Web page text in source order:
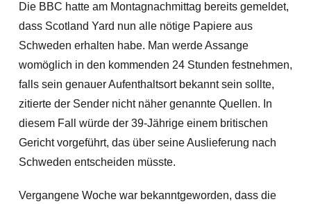
Die BBC hatte am Montagnachmittag bereits gemeldet,
dass Scotland Yard nun alle nötige Papiere aus
Schweden erhalten habe. Man werde Assange
womöglich in den kommenden 24 Stunden festnehmen,
falls sein genauer Aufenthaltsort bekannt sein sollte,
zitierte der Sender nicht näher genannte Quellen. In
diesem Fall würde der 39-Jährige einem britischen
Gericht vorgeführt, das über seine Auslieferung nach
Schweden entscheiden müsste.
Vergangene Woche war bekanntgeworden, dass die